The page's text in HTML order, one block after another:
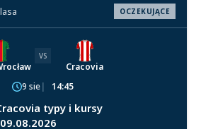
OCZEKUJĄCE
VS
Cracovia
9 sie
14:45
typy i kursy